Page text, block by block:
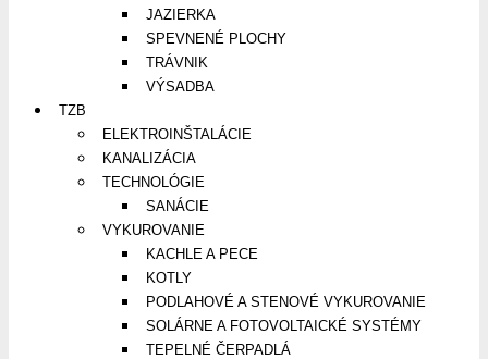
JAZIERKA
SPEVNENÉ PLOCHY
TRÁVNIK
VÝSADBA
TZB
ELEKTROINŠTALÁCIE
KANALIZÁCIA
TECHNOLÓGIE
SANÁCIE
VYKUROVANIE
KACHLE A PECE
KOTLY
PODLAHOVÉ A STENOVÉ VYKUROVANIE
SOLÁRNE A FOTOVOLTAICKÉ SYSTÉMY
TEPELNÉ ČERPADLÁ